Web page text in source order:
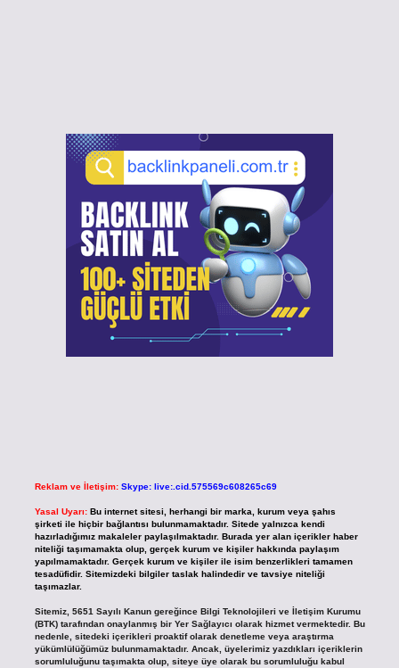
Reklam ve İletişim: Skype: live:.cid.575569c608265c69
Yasal Uyarı: Bu internet sitesi, herhangi bir marka, kurum veya şahıs
şirketi ile hiçbir bağlantısı bulunmamaktadır. Sitede yalnızca kendi
hazırladığımız makaleler paylaşılmaktadır. Burada yer alan içerikler haber
niteliği taşımamakta olup, gerçek kurum ve kişiler hakkında paylaşım
yapılmamaktadır. Gerçek kurum ve kişiler ile isim benzerlikleri tamamen
tesadüfidir. Sitemizdeki bilgiler taslak halindedir ve tavsiye niteliği
taşımazlar.
Sitemiz, 5651 Sayılı Kanun gereğince Bilgi Teknolojileri ve İletişim Kurumu
(BTK) tarafından onaylanmış bir Yer Sağlayıcı olarak hizmet vermektedir. Bu
nedenle, sitedeki içerikleri proaktif olarak denetleme veya araştırma
yükümlülüğümüz bulunmamaktadır. Ancak, üyelerimiz yazdıkları içeriklerin
sorumluluğunu taşımakta olup, siteye üye olarak bu sorumluluğu kabul